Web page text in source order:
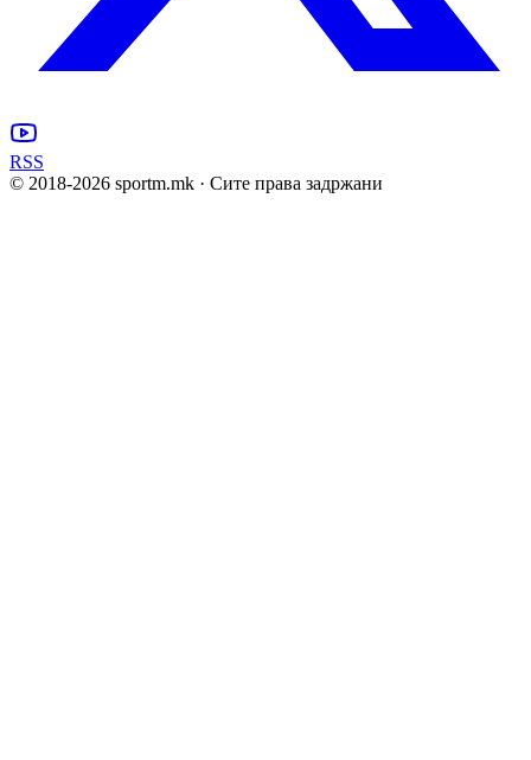
RSS
© 2018-2026 sportm.mk · Сите права задржани